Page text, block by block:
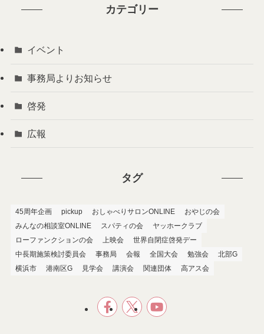
カテゴリー
イベント
事務局よりお知らせ
啓発
広報
タグ
45周年企画 pickup おしゃべりサロンONLINE
おやじの会
みんなの相談室ONLINE
スパティの会
ヤッホークラブ
ローファンクションの会
上映会
世界自閉症啓発デー
中長期施策検討委員会
事務局 会報 全国大会 勉強会
北部G
横浜市
港南区G 見学会 講演会 関連団体 高アス会